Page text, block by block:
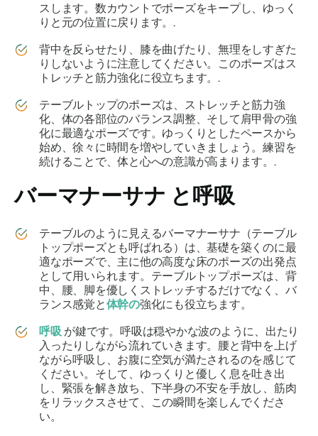
スします。数カウントでポーズをキープし、ゆっく
りと元の位置に戻ります。.
背中を反らせたり、膝を曲げたり、無理をしすぎた
りしないように注意してください。このポーズはス
トレッチと筋力強化に役立ちます。.
テーブルトップのポーズは、ストレッチと筋力強
化、体の各部位のバランス調整、そして肩甲骨の強
化に最適なポーズです。ゆっくりとしたペースから
始め、徐々に時間を増やしていきましょう。練習を
続けることで、体と心への意識が高まります。.
バーマナーサナ と呼吸
テーブルのように見えるバーマナーサナ （テーブル
トップポーズとも呼ばれる）は、基礎を築くのに最
適なポーズで、主に他の高度な床のポーズの出発点
として用いられます。テーブルトップポーズは、背
中、腰、脚を優しくストレッチするだけでなく、バ​​
ランス感覚と体幹の強化にも役立ちます。
呼吸 が鍵です。呼吸は穏やかな波のように、出たり
入ったりしながら流れていきます。腰と背中を上げ
ながら呼吸し、お腹に空気が満たされるのを感じて
ください。そして、ゆっくりと優しく息を吐き出
し、緊張を解き放ち、下半身の不安を手放し、筋肉
をリラックスさせて、この瞬間を楽しんでくださ
い。